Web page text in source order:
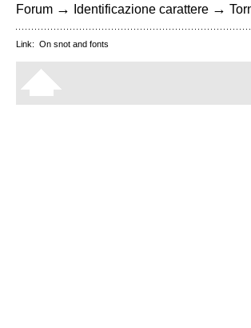
Forum → Identificazione carattere →
Link: On snot and fonts